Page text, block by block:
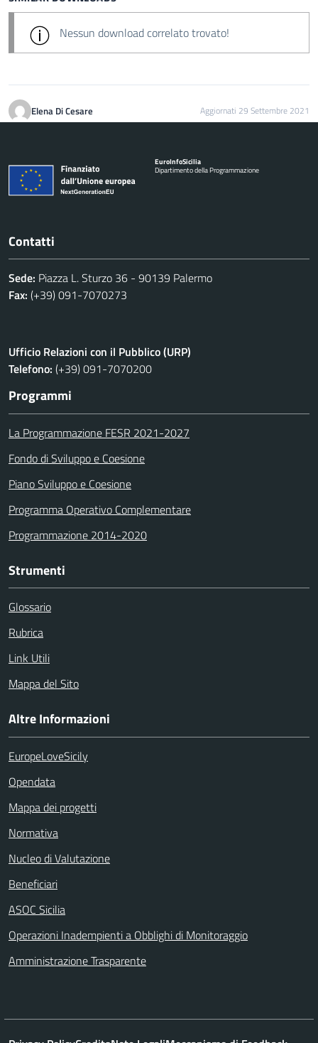
Nessun download correlato trovato!
Elena Di Cesare Aggiornati 29 Settembre 2021
EuroInfoSicilia
Dipartimento della Programmazione
Contatti
Sede: Piazza L. Sturzo 36 - 90139 Palermo
Fax: (+39) 091-7070273
Ufficio Relazioni con il Pubblico (URP)
Telefono: (+39) 091-7070200
Programmi
La Programmazione FESR 2021-2027
Fondo di Sviluppo e Coesione
Piano Sviluppo e Coesione
Programma Operativo Complementare
Programmazione 2014-2020
Strumenti
Glossario
Rubrica
Link Utili
Mappa del Sito
Altre Informazioni
EuropeLoveSicily
Opendata
Mappa dei progetti
Normativa
Nucleo di Valutazione
Beneficiari
ASOC Sicilia
Operazioni Inadempienti a Obblighi di Monitoraggio
Amministrazione Trasparente